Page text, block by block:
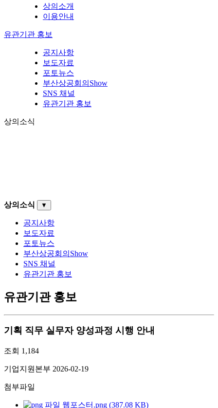
상의소개
이용안내
유관기관 홍보
공지사항
보도자료
포토뉴스
부산상공회의Show
SNS 채널
유관기관 홍보
상의소식
상의소식 ▼
공지사항
보도자료
포토뉴스
부산상공회의Show
SNS 채널
유관기관 홍보
유관기관 홍보
기획 직무 실무자 양성과정 시행 안내
조회 1,184
기업지원본부 2026-02-19
첨부파일
웹포스터.png (387.08 KB)